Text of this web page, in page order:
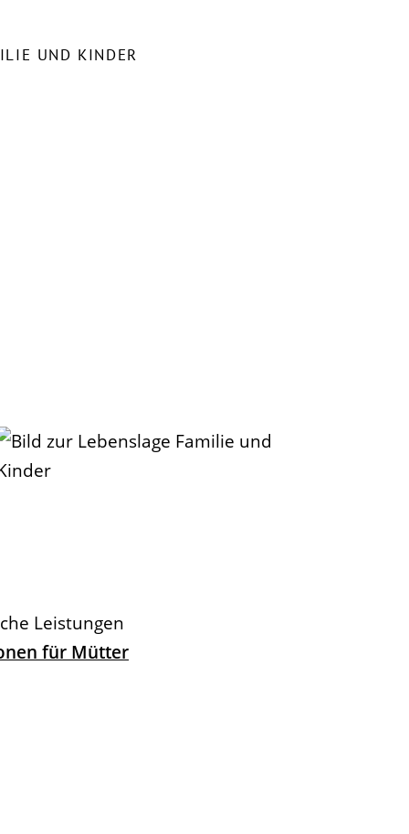
UND KINDER
Leistungen
für Mütter